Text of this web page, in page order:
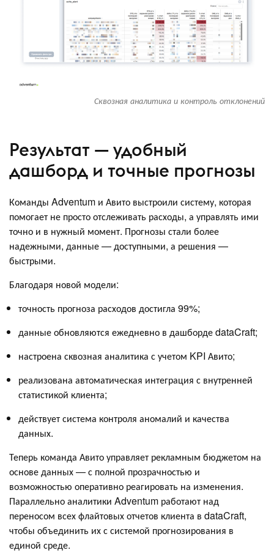
Сквозная аналитика и контроль отклонений
Результат — удобный
дашборд и точные прогнозы
Команды Adventum и Авито выстроили систему, которая
помогает не просто отслеживать расходы, а управлять ими
точно и в нужный момент. Прогнозы стали более
надежными, данные — доступными, а решения —
быстрыми.
Благодаря новой модели:
точность прогноза расходов достигла 99%;
данные обновляются ежедневно в дашборде dataCraft;
настроена сквозная аналитика с учетом KPI Авито;
реализована автоматическая интеграция с внутренней
статистикой клиента;
действует система контроля аномалий и качества
данных.
Теперь команда Авито управляет рекламным бюджетом на
основе данных — с полной прозрачностью и
возможностью оперативно реагировать на изменения.
Параллельно аналитики Adventum работают над
переносом всех флайтовых отчетов клиента в dataCraft,
чтобы объединить их с системой прогнозирования в
единой среде.